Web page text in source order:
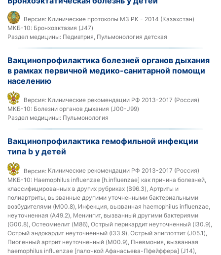
Версия: Клинические протоколы МЗ РК - 2014 (Казахстан)
МКБ-10: Бронхоэктазия (J47)
Раздел медицины: Педиатрия, Пульмонология детская
Вакцинопрофилактика болезней органов дыхания
в рамках первичной медико-санитарной помощи
населению
Версия: Клинические рекомендации РФ 2013-2017 (Россия)
МКБ-10: Болезни органов дыхания (J00-J99)
Раздел медицины: Пульмонология
Вакцинопрофилактика гемофильной инфекции
типа b у детей
Версия: Клинические рекомендации РФ 2013-2017 (Россия)
МКБ-10: Haemophilus influenzae [h.influenzae] как причина болезней,
классифицированных в других рубриках (B96.3), Артриты и
полиартриты, вызванные другими уточненными бактериальными
возбудителями (M00.8), Инфекция, вызванная haemophilus influenzae,
неуточненная (A49.2), Менингит, вызванный другими бактериями
(G00.8), Остеомиелит (M86), Острый перикардит неуточненный (I30.9),
Острый эндокардит неуточненный (I33.9), Острый эпиглоттит (J05.1),
Пиогенный артрит неуточненный (M00.9), Пневмония, вызванная
haemophilus influenzae [палочкой Афанасьева-Пфейффера] (J14),